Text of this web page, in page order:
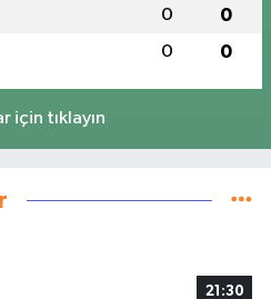
0 0
0 0
için tıklayın
21:30